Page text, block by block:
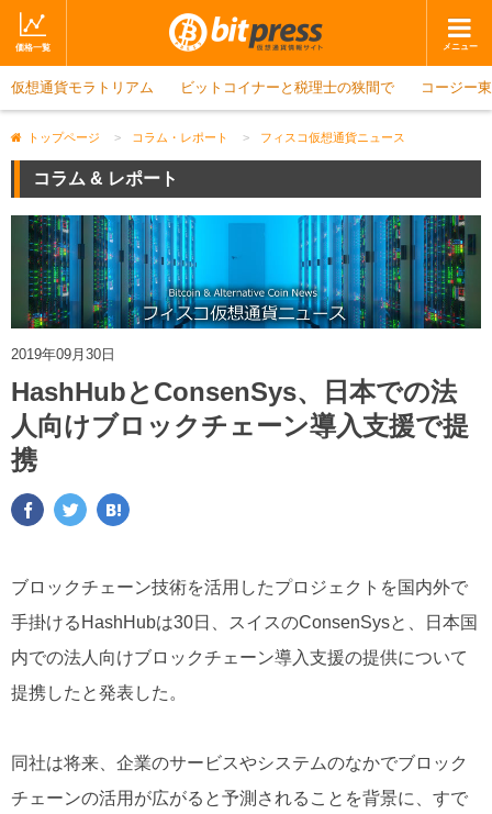
価格一覧 メニュー
ホーム ニュース
取引会社 マーケット
コラム・レポート
ツイッター 動画
ショップ
仮想通貨モラトリアム ビットコイナーと税理士の狭間で コージー
トップページ > コラム・レポート > フィスコ仮想通貨ニュース
コラム & レポート
2019年09月30日
HashHubとConsenSys、日本での法
人向けブロックチェーン導入支援で提
携
ブロックチェーン技術を活用したプロジェクトを国内外で
手掛けるHashHubは30日、スイスのConsenSysと、日本国
内での法人向けブロックチェーン導入支援の提供について
提携したと発表した。
同社は将来、企業のサービスやシステムのなかでブロック
チェーンの活用が広がると予測されることを背景に、すで